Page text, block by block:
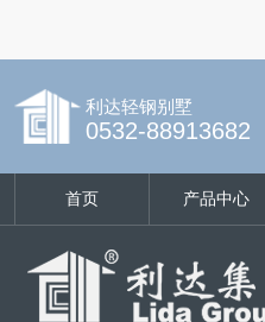
利达轻钢别墅
0532-88913682
首页 产品中心